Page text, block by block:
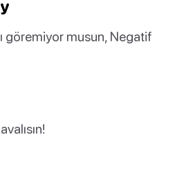
göremiyor musun, Negatif